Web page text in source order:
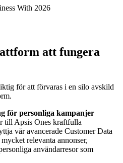
att fungera
för att förvaras i en silo avskild
för personliga kampanjer
till Apsis Ones kraftfulla
vår avancerade Customer Data
relevanta annonser,
användarresor som